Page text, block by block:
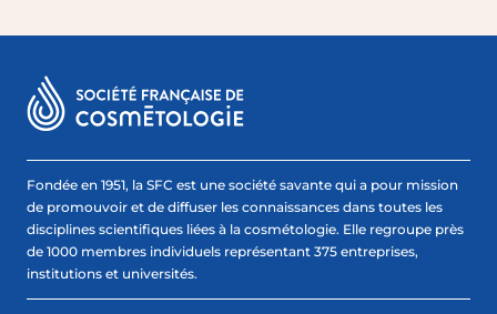
Fondée en 1951, la SFC est une société savante qui a pour mission
de promouvoir et de diffuser les connaissances dans toutes les
disciplines scientifiques liées à la cosmétologie. Elle regroupe près
de 1000 membres individuels représentant 375 entreprises,
institutions et universités.